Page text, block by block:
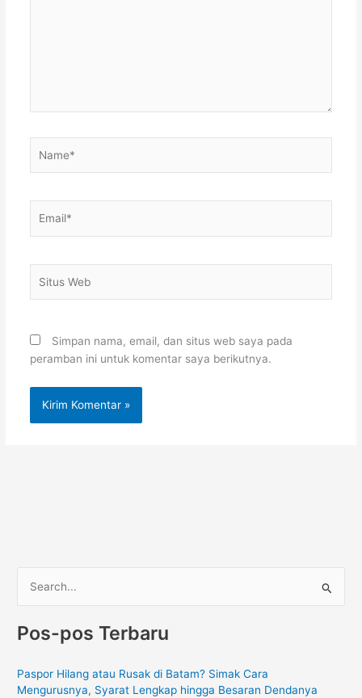
Web
Simpan nama, email, dan situs web saya pada
peramban ini untuk komentar saya berikutnya.
r
u
Pos-pos Terbaru
Paspor Hilang atau Rusak di Batam? Simak Cara
Mengurusnya, Syarat Lengkap hingga Besaran Dendanya